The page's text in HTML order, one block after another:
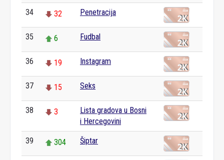
34 32 Penetracija
35 6 Fudbal
36 19 Instagram
37 15 Seks
38 3
Lista gradova u Bosni
i Hercegovini
39 304 Šiptar